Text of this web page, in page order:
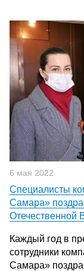
6 мая 2022
Специалисты
Самара»
Отечественной
Каждый год в
сотрудники
Самара»